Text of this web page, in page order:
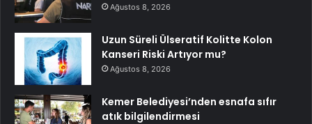
Ağustos 8, 2026
Uzun Süreli Ülseratif Kolitte Kolon
Kanseri Riski Artıyor mu?
Ağustos 8, 2026
Kemer Belediyesi’nden esnafa sıfır
atık bilgilendirmesi